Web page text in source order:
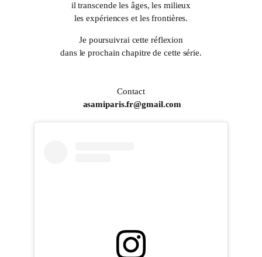
il transcende les âges, les milieux
les expériences et les frontières.
Je poursuivrai cette réflexion
dans le prochain chapitre de cette série.
Contact
asamiparis.fr@gmail.com